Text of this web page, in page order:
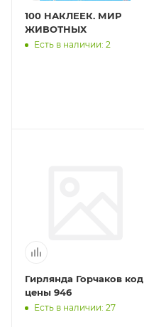
100 НАКЛЕЕК. МИР
ЖИВОТНЫХ
Есть в наличии: 2
Гирлянда Горчаков код
цены 946
Есть в наличии: 27